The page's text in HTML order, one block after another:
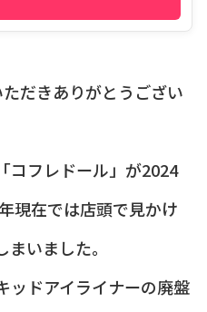
だきありがとうござい
コフレドール」が2024
現在では店頭で見かけ
いました。
ッドアイライナーの廃盤